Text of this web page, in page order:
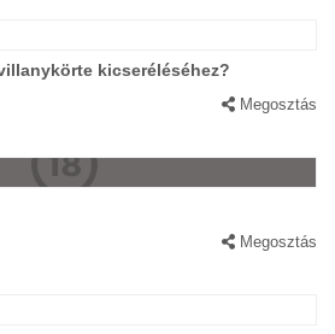
kicseréléséhez?
Megosztás
Megosztás